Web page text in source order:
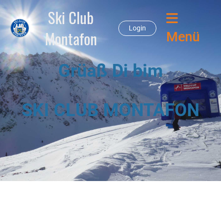
Ski Club
Montafon
Login
Menü
Grüaß Di bim
SKI CLUB MONTAFON